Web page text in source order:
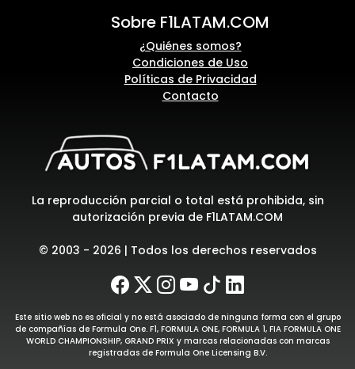
Sobre F1LATAM.COM
¿Quiénes somos?
Condiciones de Uso
Políticas de Privacidad
Contacto
La reproducción parcial o total está prohibida, sin
autorización previa de F1LATAM.COM
© 2003 - 2026 | Todos los derechos reservados
Este sitio web no es oficial y no está asociado de ninguna forma con el grupo
de compañías de Formula One. F1, FORMULA ONE, FORMULA 1, FIA FORMULA ONE
WORLD CHAMPIONSHIP, GRAND PRIX y marcas relacionadas con marcas
registradas de Formula One Licensing B.V.